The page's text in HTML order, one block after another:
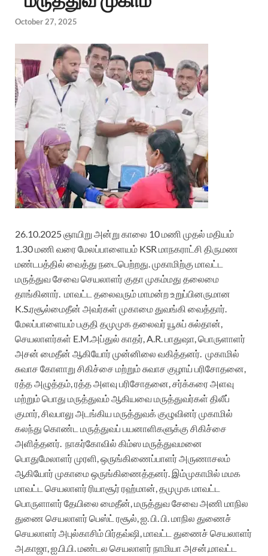
October 27, 2025
26.10.2025 ஞாயிறு அன்று காலை 10 மணி முதல் மதியம்
1.30 மணி வரை மேலப்பாளையம் KSR மாநகராட்சி திருமண
மண்டபத்தில் வைத்து நடைபெற்றது. முகாமிற்கு மாவட்ட
மருத்துவ சேவை செயலாளர் குதா முகம்மது தலைமை
தாங்கினார். மாவட்ட தலைவரும் மாமன்ற உறுப்பினருமான
K.S.ரசூல்மைதீன் அவர்கள் முகாமை துவங்கி வைத்தார்.
மேலப்பாளையம் பகுதி தமுமுக தலைவர் யூசுப் சுல்தான்,
செயலாளர்கள் E.M.அப்துல் காதர், A.R. பாதுஷா, பொருளாளர்
அசன் மைதீன் ஆகியோர் முன்னிலை வகித்தனர். முகாமில்
சுவாச கோளாறு சிகிச்சை மற்றும் சுவாச குழாய் பரிசோதனை,
ரத்த அழுத்தம், ரத்த அளவு பரிசோதனை, சர்க்கரை அளவு
மற்றும் பொது மருத்துவம் ஆகியவை மருத்துவர்கள் திலீப்
குமார், சிவபாலு அடங்கிய மருத்துவக் குழுவினர் முகாமில்
கலந்து கொண்ட மருத்துவப் பயனாளிகளுக்கு சிகிச்சை
அளித்தனர். நாகர்கோவில் கிம்ஸ மருத்துவமனை
பொதுமேலாளர் முரளி, ஒருங்கிணைப்பாளர் அருணாசலம்
ஆகியோர் முகாமை ஒருங்கிணைத்தனர். இம்முகாமில் மமக
மாவட்ட செயலாளர் ரியாசூர் ரஹ்மான், தமுமுக மாவட்ட
பொருளாளர் தேயிலை மைதீன், மருத்துவ சேவை அணி மாநில
துணை செயலாளர் பெஸ்ட் ரசூல், ஐ. பி. பி. மாநில துணைச்
செயலாளர் அபுல்காசிம் பிர்தவ்ஷி, மாவட்ட துணைச் செயலாளர்
அ.காஜா, ஐ.பி.பி. மண்டல செயலாளர் நாமியா அசன்,மாவட்ட